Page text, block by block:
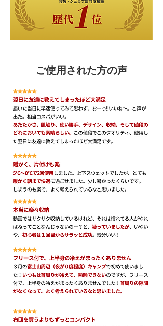
ご使用された方の声